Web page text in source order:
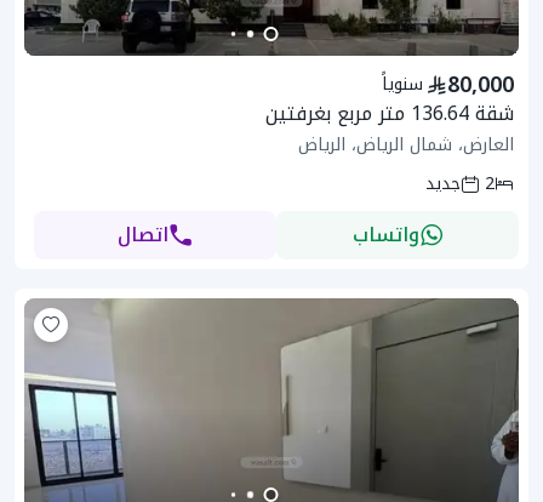
سنوياً 80,000
شقة 136.64 متر مربع بغرفتين
العارض، شمال الرياض، الرياض
2
جديد
واتساب اتصال